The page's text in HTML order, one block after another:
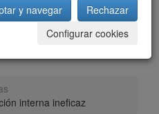
interna ineficaz
y navegar
Rechazar
Configurar cookies